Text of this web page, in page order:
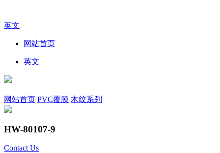
英文
网站首页
英文
网站首页 PVC覆膜 木纹系列
HW-80107-9
Contact Us